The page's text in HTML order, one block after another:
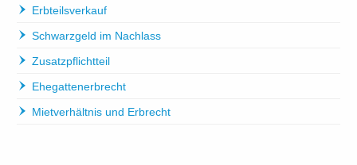
Erbteilsverkauf
Schwarzgeld im Nachlass
Zusatzpflichtteil
Ehegattenerbrecht
Mietverhältnis und Erbrecht